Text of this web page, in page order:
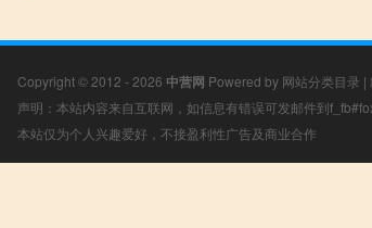
Copyright © 2012 - 2026 中营网 Powered by 网站分类目录 |
声明：本站内容来自互联网，如信息有错误可发邮件到
本站仅为个人兴趣爱好，不接盈利性广告及商业合作